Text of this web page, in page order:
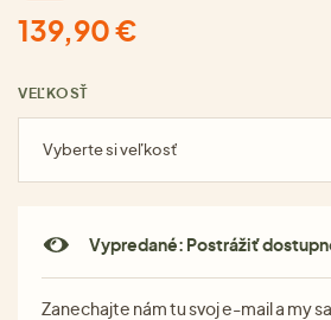
139,90 €
VEĽKOSŤ
Vyberte si veľkosť
Vypredané: Postrážiť
Zanechajte nám tu svoj e-mail a my